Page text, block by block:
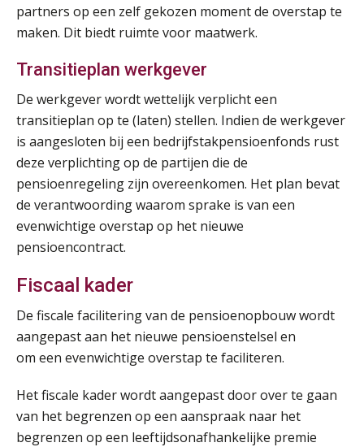
partners op een zelf gekozen moment de overstap te
maken. Dit biedt ruimte voor maatwerk.
Transitieplan werkgever
De werkgever wordt wettelijk verplicht een
transitieplan op te (laten) stellen. Indien de werkgever
is aangesloten bij een bedrijfstakpensioenfonds rust
deze verplichting op de partijen die de
pensioenregeling zijn overeenkomen. Het plan bevat
de verantwoording waarom sprake is van een
evenwichtige overstap op het nieuwe
pensioencontract.
Fiscaal kader
De fiscale facilitering van de pensioenopbouw wordt
aangepast aan het nieuwe pensioenstelsel en
om een evenwichtige overstap te faciliteren.
Het fiscale kader wordt aangepast door over te gaan
van het begrenzen op een aanspraak naar het
begrenzen op een leeftijdsonafhankelijke premie
26
Opfriscursus PDL (NIRPA PE)
26
AUG
MOCuitgevers
27
AUG
MOCuitgevers
28
AUG
MOCuitgevers
28
Opfriscursus VPS (NIRPA PE)
31
Markus Verbeek Praehep
01
SEP
Cursus Van salarisadministrateur naar beloningsadviseur (basis)
MOCuitgevers